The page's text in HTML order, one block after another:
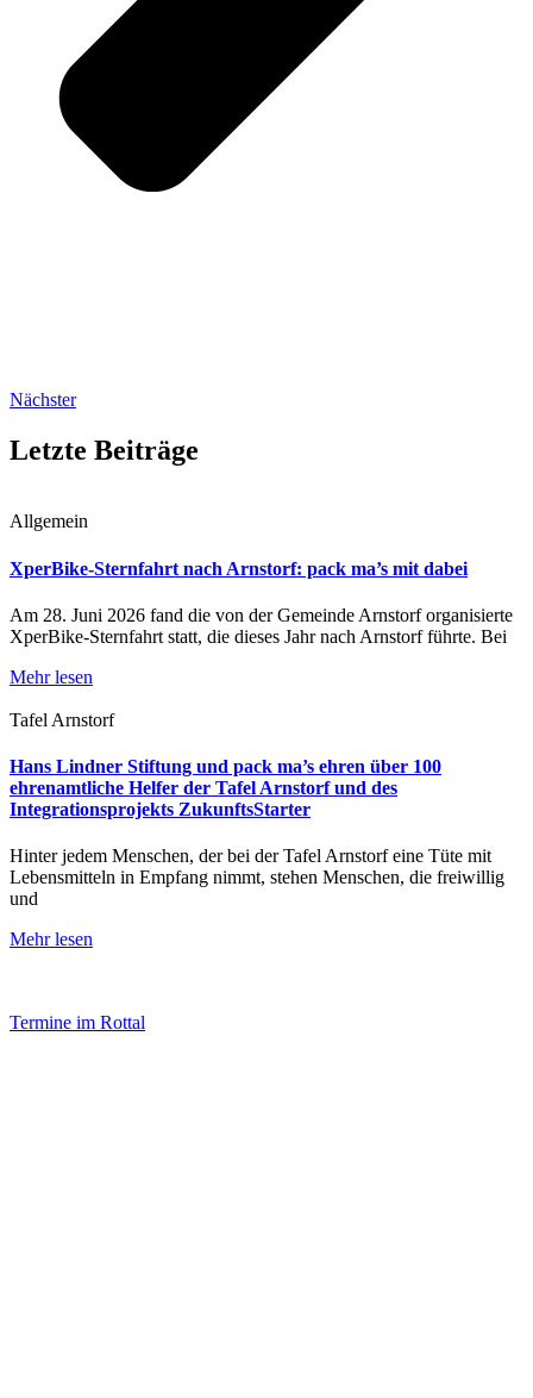
Nächster
Letzte Beiträge
Allgemein
XperBike-Sternfahrt nach Arnstorf: pack ma’s mit dabei
Am 28. Juni 2026 fand die von der Gemeinde Arnstorf organisierte
XperBike-Sternfahrt statt, die dieses Jahr nach Arnstorf führte. Bei
Mehr lesen
Tafel Arnstorf
Hans Lindner Stiftung und pack ma’s ehren über 100
ehrenamtliche Helfer der Tafel Arnstorf und des
Integrationsprojekts ZukunftsStarter
Hinter jedem Menschen, der bei der Tafel Arnstorf eine Tüte mit
Lebensmitteln in Empfang nimmt, stehen Menschen, die freiwillig
und
Mehr lesen
Termine im Rottal